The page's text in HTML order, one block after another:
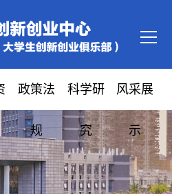
政策法
规
科学研
究
风采展
示